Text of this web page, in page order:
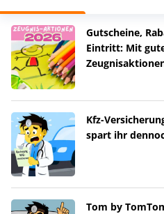
Gutscheine,
Eintritt: Mit
Kfz-
spart ihr
Tom by